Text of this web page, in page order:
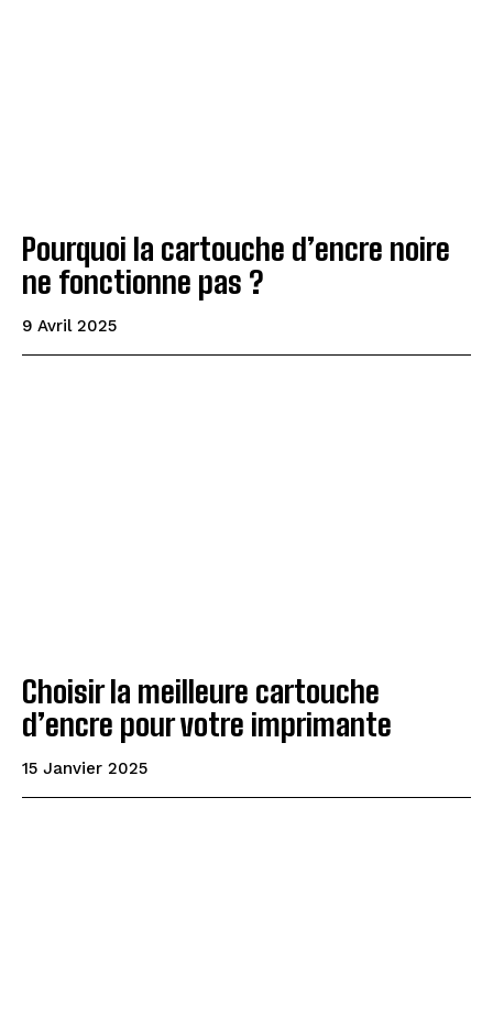
Pourquoi la cartouche d’encre noire
ne fonctionne pas ?
9 Avril 2025
Choisir la meilleure cartouche
d’encre pour votre imprimante
15 Janvier 2025